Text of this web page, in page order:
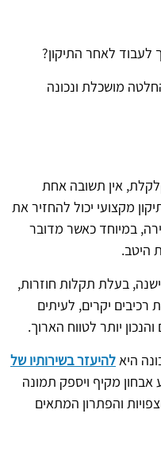
לאחר התיקון?
מושכלת ונכונה
אין תשובה אחת
מקצועי יכול להחזיר את
במיוחד כאשר מדובר
היטב.
בעלת תקלות חוזרות,
יקרים, לעיתים
יותר לטווח הארוך.
היאלהיעזר בשירותיו של
אבחון מקיף ויספק תמונה
והפתרון המתאים